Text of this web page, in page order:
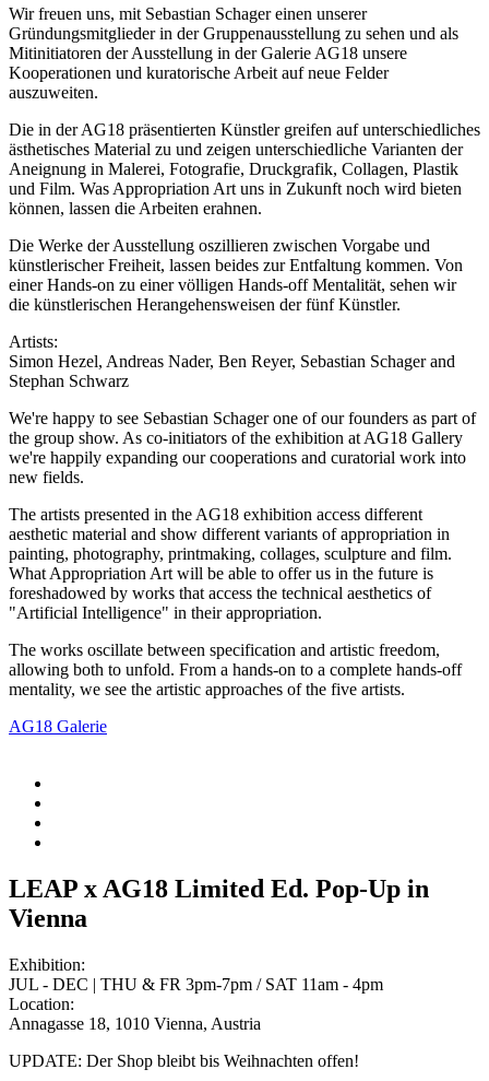
Wir freuen uns, mit Sebastian Schager einen unserer
Gründungsmitglieder in der Gruppenausstellung zu sehen und als
Mitinitiatoren der Ausstellung in der Galerie AG18 unsere
Kooperationen und kuratorische Arbeit auf neue Felder
auszuweiten.
Die in der AG18 präsentierten Künstler greifen auf unterschiedliches
ästhetisches Material zu und zeigen unterschiedliche Varianten der
Aneignung in Malerei, Fotografie, Druckgrafik, Collagen, Plastik
und Film. Was Appropriation Art uns in Zukunft noch wird bieten
können, lassen die Arbeiten erahnen.
Die Werke der Ausstellung oszillieren zwischen Vorgabe und
künstlerischer Freiheit, lassen beides zur Entfaltung kommen. Von
einer Hands-on zu einer völligen Hands-off Mentalität, sehen wir
die künstlerischen Herangehensweisen der fünf Künstler.
Artists:
Simon Hezel, Andreas Nader, Ben Reyer, Sebastian Schager and
Stephan Schwarz
We're happy to see Sebastian Schager one of our founders as part of
the group show. As co-initiators of the exhibition at AG18 Gallery
we're happily expanding our cooperations and curatorial work into
new fields.
The artists presented in the AG18 exhibition access different
aesthetic material and show different variants of appropriation in
painting, photography, printmaking, collages, sculpture and film.
What Appropriation Art will be able to offer us in the future is
foreshadowed by works that access the technical aesthetics of
"Artificial Intelligence" in their appropriation.
The works oscillate between specification and artistic freedom,
allowing both to unfold. From a hands-on to a complete hands-off
mentality, we see the artistic approaches of the five artists.
AG18 Galerie
LEAP x AG18 Limited Ed. Pop-Up in
Vienna
Exhibition:
JUL - DEC | THU & FR 3pm-7pm / SAT 11am - 4pm
Location:
Annagasse 18, 1010 Vienna, Austria
UPDATE: Der Shop bleibt bis Weihnachten offen!